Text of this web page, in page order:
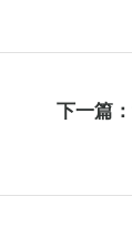
下一篇：